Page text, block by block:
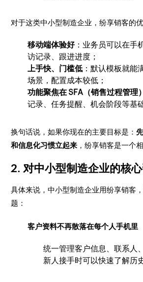
对于这类中小型制造企业，纷享销客的
移动端体验好：业务员可以在手
访记录、跟进进度；
上手快、门槛低 ：默认模板就能
场景，配置成本较低；
功能聚焦在 SFA（销售过程管理）
记录、任务提醒、机会阶段等基
换句话说，如果你现在的主要目标是：
和信息化习惯立起来 ，纷享销客是一个
2. 对中小型制造企业的核
具体来说，中小型制造企业用纷享销客
题：
客户资料不再散落在每个人手机里
统一管理客户信息、联系人
新人接手时可以快速了解历